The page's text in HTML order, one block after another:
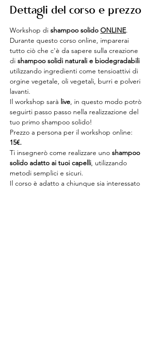
Dettagli del corso e prezzo
Workshop di shampoo solido ONLINE.
Durante questo corso online, imparerai
tutto ciò che c'è da sapere sulla creazione
di shampoo solidi naturali e biodegradabili
utilizzando ingredienti come tensioattivi di
orgine vegetale, oli vegetali, burri e polveri
lavanti.
Il workshop sarà live, in questo modo potrò
seguirti passo passo nella realizzazione del
tuo primo shampoo solido!
Prezzo a persona per il workshop online:
15€.
Ti insegnerò come realizzare uno shampoo
solido adatto ai tuoi capelli, utilizzando
metodi semplici e sicuri.
Il corso è adatto a chiunque sia interessato